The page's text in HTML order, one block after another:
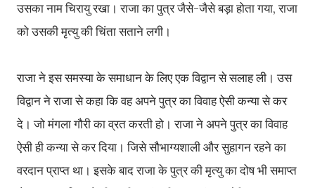
उसका नाम चिरायु रखा। राजा का पुत्र जैसे-जैसे बड़ा होता गया, राजा
को उसकी मृत्यु की चिंता सताने लगी।
राजा ने इस समस्या के समाधान के लिए एक विद्वान से सलाह ली। उस
विद्वान ने राजा से कहा कि वह अपने पुत्र का विवाह ऐसी कन्या से कर
दे। जो मंगला गौरी का व्रत करती हो। राजा ने अपने पुत्र का विवाह
ऐसी ही कन्या से कर दिया। जिसे सौभाग्यशाली और सुहागन रहने का
वरदान प्राप्त था। इसके बाद राजा के पुत्र की मृत्यु का दोष भी समाप्त